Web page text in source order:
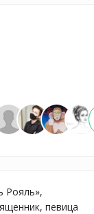
Рояль»,
певица